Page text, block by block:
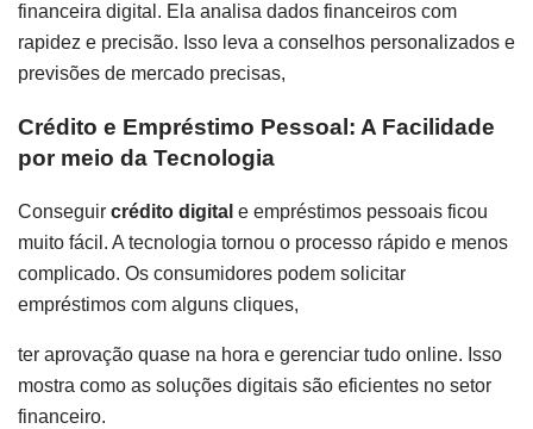
financeira digital. Ela analisa dados financeiros com
rapidez e precisão. Isso leva a conselhos personalizados e
previsões de mercado precisas,
Crédito e Empréstimo Pessoal: A Facilidade
por meio da Tecnologia
Conseguir crédito digital e empréstimos pessoais ficou
muito fácil. A tecnologia tornou o processo rápido e menos
complicado. Os consumidores podem solicitar
empréstimos com alguns cliques,
ter aprovação quase na hora e gerenciar tudo online. Isso
mostra como as soluções digitais são eficientes no setor
financeiro.